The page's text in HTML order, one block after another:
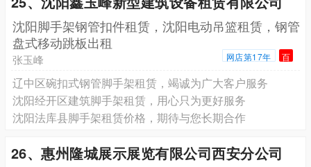
沈阳脚手架钢管扣件租赁，沈阳电动吊篮租赁，钢管
盘式移动跳板出租
张玉峰 网店第17年 百
辽中区碗扣式钢管脚手架租赁，竭诚为广大客户服务
沈阳经开区建筑脚手架租赁，用心只为更好服务
沈阳法库县脚手架租赁价格，期待与您长期合作
26、惠州隆城展示展览有限公司西安分公司